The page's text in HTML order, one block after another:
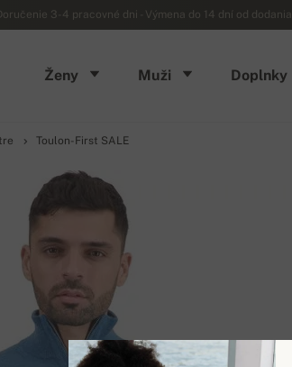
3-4 pracovné dni - Výmena do 14 dní od dodania
Ženy Muži Doplnky
Toulon-First SALE